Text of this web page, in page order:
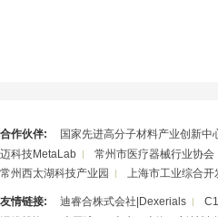
合作伙伴: 国家先进高分子材料产业创新中
迈科技MetaLab
常州市医疗器械行业协会
常州西太湖科技产业园
上海市工业综合开
友情链接: 迪睿合株式会社|Dexerials